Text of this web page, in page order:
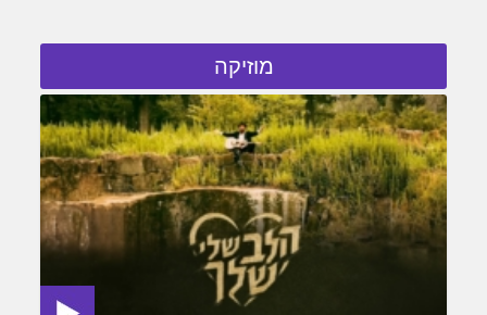
מוזיקה